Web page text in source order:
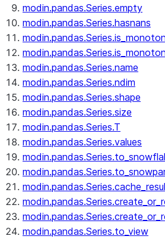
modin.pandas.Series.empty
modin.pandas.Series.hasnans
modin.pandas.Series.name
modin.pandas.Series.ndim
modin.pandas.Series.shape
modin.pandas.Series.size
modin.pandas.Series.T
modin.pandas.Series.values
modin.pandas.Series.to_view